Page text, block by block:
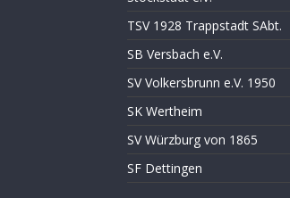
TSV 1928 Trappstadt SAbt.
SB Versbach e.V.
SV Volkersbrunn e.V. 1950
SK Wertheim
SV Würzburg von 1865
SF Dettingen